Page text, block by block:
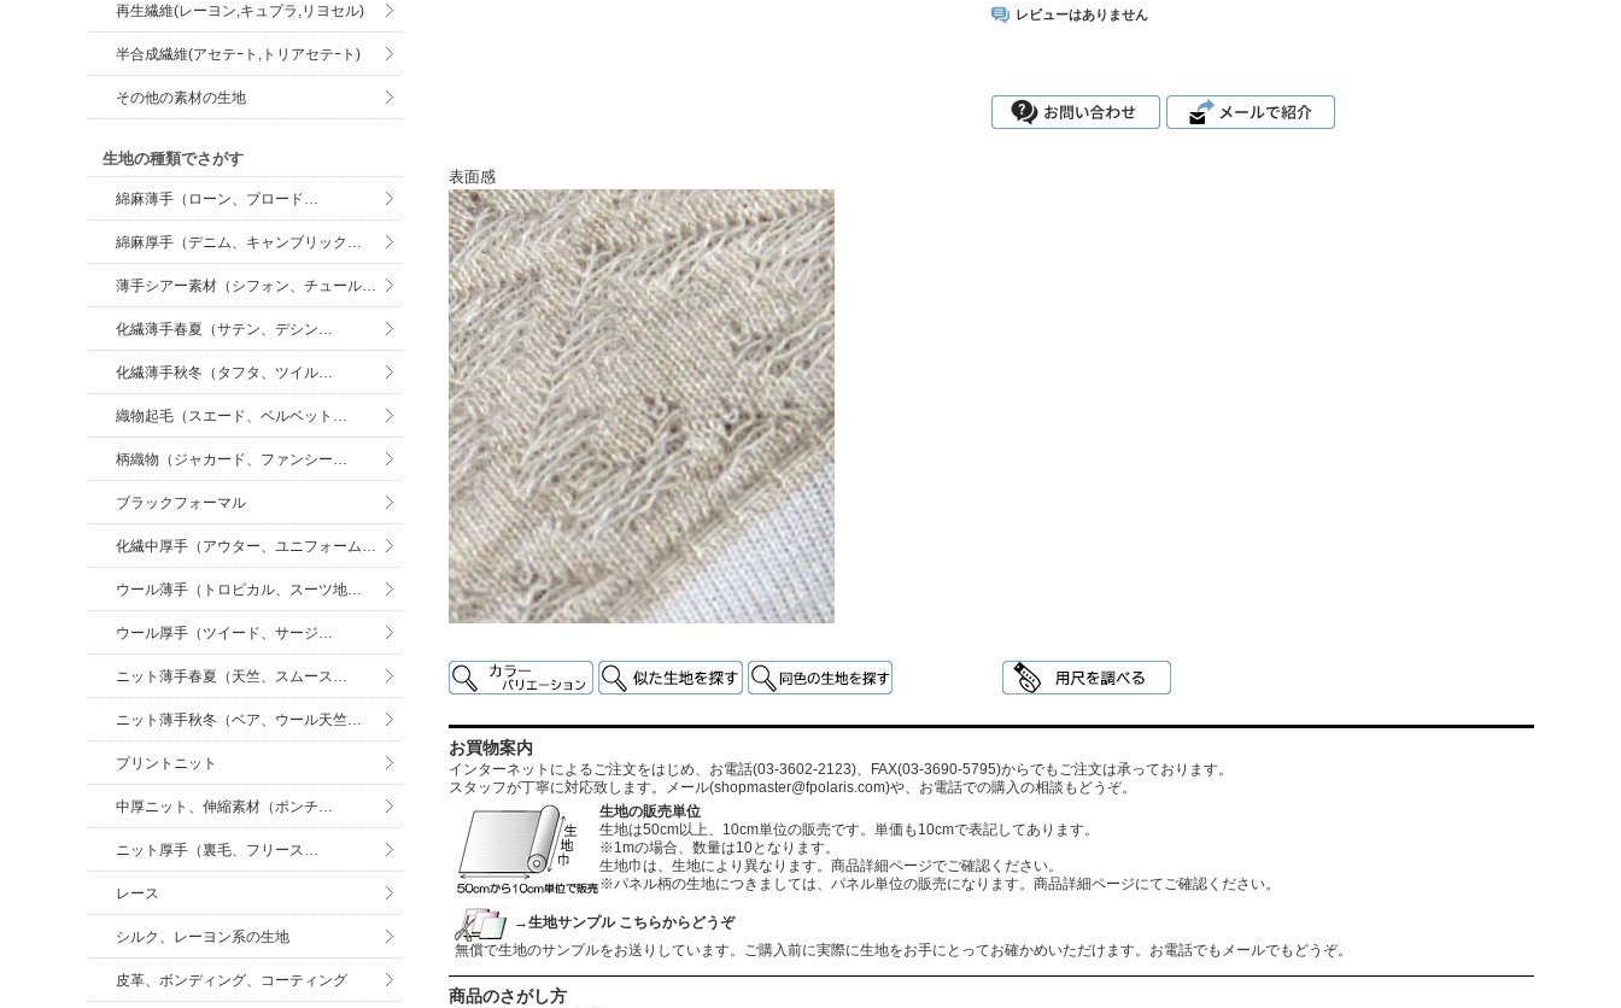
レビューはありません
表面感
お買物案内
インターネットによるご注文をはじめ、お電話(03-3602-2123)、FAX(03-3690-5795)からでもご注文は承っております。
スタッフが丁寧に対応致します。メール(shopmaster@fpolaris.com)や、お電話での購入の相談もどうぞ。
生地の販売単位
生地は50cm以上、10cm単位の販売です。単価も10cmで表記してあります。
※1mの場合、数量は10となります。
生地巾は、生地により異なります。商品詳細ページでご確認ください。
※パネル柄の生地につきましては、パネル単位の販売になります。商品詳細ページにてご確認ください。
→生地サンプル こちらからどうぞ
無償で生地のサンプルをお送りしています。ご購入前に実際に生地をお手にとってお確かめいただけます。お電話でもメールでもどうぞ。
商品のさがし方
再生繊維(レーヨン,キュプラ,リヨセル)
半合成繊維(アセテｰト,トリアセテｰト)
その他の素材の生地
生地の種類でさがす
綿麻薄手（ローン、ブロード…
綿麻厚手（デニム、キャンブリック…
薄手シアー素材（シフォン、チュール…
化繊薄手春夏（サテン、デシン…
化繊薄手秋冬（タフタ、ツイル…
織物起毛（スエード、ベルベット…
柄織物（ジャカード、ファンシー…
ブラックフォーマル
化繊中厚手（アウター、ユニフォーム…
ウール薄手（トロピカル、スーツ地…
ウール厚手（ツイード、サージ…
ニット薄手春夏（天竺、スムース…
ニット薄手秋冬（ベア、ウール天竺…
プリントニット
中厚ニット、伸縮素材（ポンチ…
ニット厚手（裏毛、フリース…
レース
シルク、レーヨン系の生地
皮革、ボンディング、コーティング